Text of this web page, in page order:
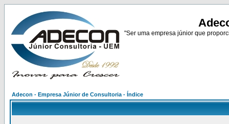
"Ser uma empresa júnior que
Adecon - Empresa Júnior de Consultoria - Índice